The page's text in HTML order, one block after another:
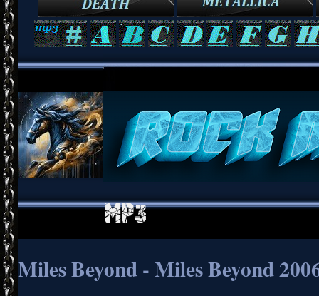
Miles Beyond - Miles Beyond